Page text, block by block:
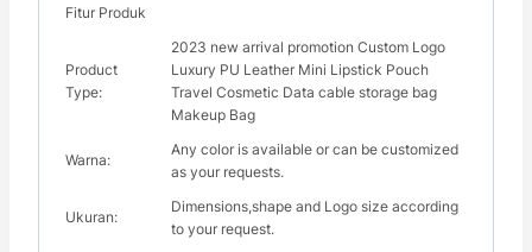
Fitur Produk
Product
Type:
2023 new arrival promotion Custom Logo
Luxury PU Leather Mini Lipstick Pouch
Travel Cosmetic Data cable storage bag
Makeup Bag
Warna:
Any color is available or can be customized
as your requests.
Ukuran:
Dimensions,shape and Logo size according
to your request.